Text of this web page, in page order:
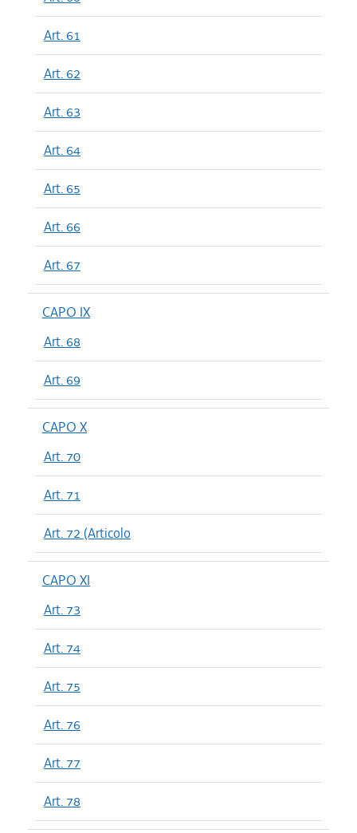
Art. 61
Art. 62
Art. 63
Art. 64
Art. 65
Art. 66
Art. 67
CAPO IX
Art. 68
Art. 69
CAPO X
Art. 70
Art. 71
Art. 72 (Articolo
CAPO XI
Art. 73
Art. 74
Art. 75
Art. 76
Art. 77
Art. 78